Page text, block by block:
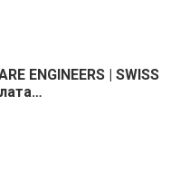
ENGINEERS | SWISS